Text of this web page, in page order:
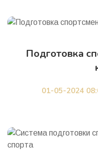
Подготовка
01-05-2024